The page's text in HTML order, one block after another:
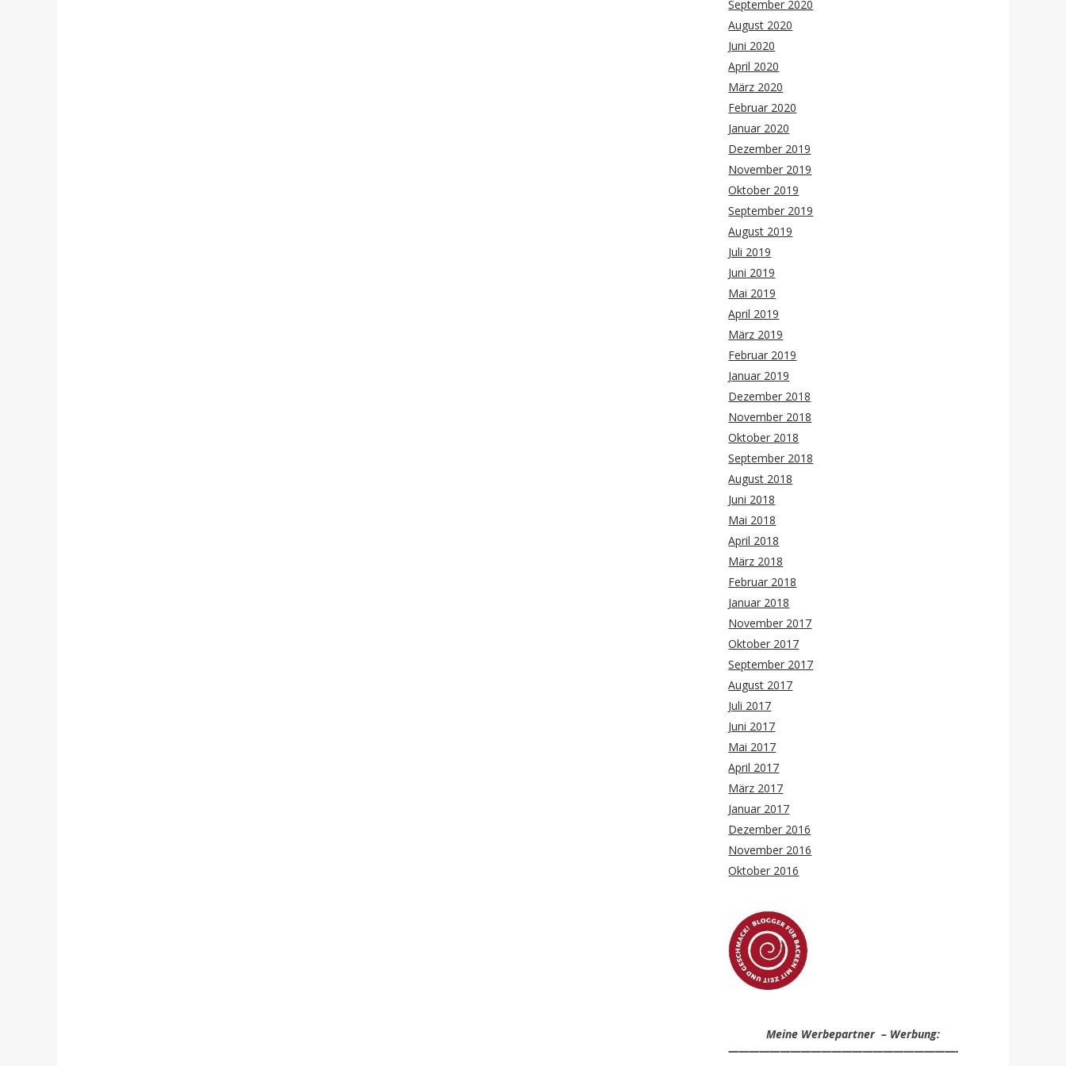
September 2020
August 2020
Juni 2020
April 2020
März 2020
Februar 2020
Januar 2020
Dezember 2019
November 2019
Oktober 2019
September 2019
August 2019
Juli 2019
Juni 2019
Mai 2019
April 2019
März 2019
Februar 2019
Januar 2019
Dezember 2018
November 2018
Oktober 2018
September 2018
August 2018
Juni 2018
Mai 2018
April 2018
März 2018
Februar 2018
Januar 2018
November 2017
Oktober 2017
September 2017
August 2017
Juli 2017
Juni 2017
Mai 2017
April 2017
März 2017
Januar 2017
Dezember 2016
November 2016
Oktober 2016
Meine Werbepartner – Werbung:
——————————————————————-